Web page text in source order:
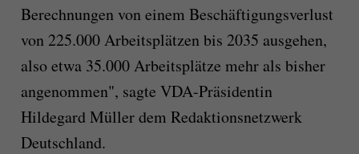
Berechnungen von einem Beschäftigungsverlust
von 225.000 Arbeitsplätzen bis 2035 ausgehen,
also etwa 35.000 Arbeitsplätze mehr als bisher
angenommen", sagte VDA-Präsidentin
Hildegard Müller dem Redaktionsnetzwerk
Deutschland.